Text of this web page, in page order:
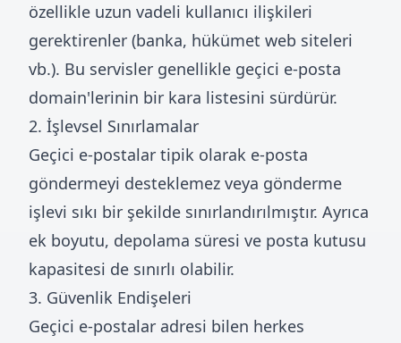
özellikle uzun vadeli kullanıcı ilişkileri
gerektirenler (banka, hükümet web siteleri
vb.). Bu servisler genellikle geçici e-posta
domain'lerinin bir kara listesini sürdürür.
2. İşlevsel Sınırlamalar
Geçici e-postalar tipik olarak e-posta
göndermeyi desteklemez veya gönderme
işlevi sıkı bir şekilde sınırlandırılmıştır. Ayrıca
ek boyutu, depolama süresi ve posta kutusu
kapasitesi de sınırlı olabilir.
3. Güvenlik Endişeleri
Geçici e-postalar adresi bilen herkes